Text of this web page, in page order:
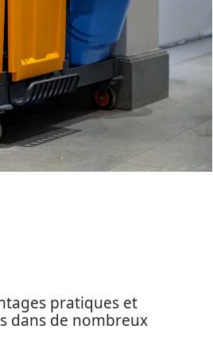
pratiques et
dans de nombreux